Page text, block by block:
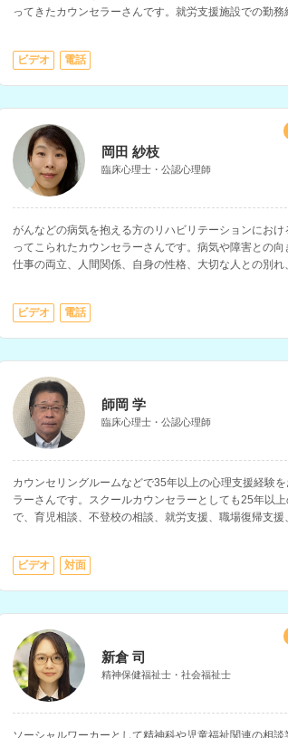
ってきたカウンセラーさんです。就労支援施設での勤務
に特性のある方の支援や、復職支援に関わってきた経
ビデオ 電話
岡田 紗枝
臨床心理士・公認心理師
がんなどの病気を抱える方のリハビリテーションにお
ってこられたカウンセラーさんです。病気や障害との向
仕事の両立、人間関係、自身の性格、大切な人との別れ
ビデオ 電話
師岡 学
臨床心理士・公認心理師
カウンセリングルームなどで35年以上の心理支援経験
ラーさんです。スクールカウンセラーとしても25年以
で、育児相談、不登校の相談、就労支援、職場復帰支援
ビデオ 対面
新倉 司
精神保健福祉士・社会福祉士
ソーシャルワーカーとして精神科や児童福祉関連の相談